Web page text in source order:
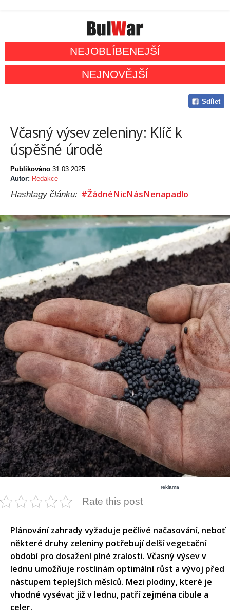
NEJOBLÍBENEJŠÍ
NEJNOVĚJŠÍ
Sdílet
​Včasný výsev zeleniny: Klíč k
úspěšné úrodě​
Publikováno 31.03.2025
Autor: Redakce
Hashtagy článku: #ŽádnéNicNásNenapadlo
reklama
Rate this post
Plánování zahrady vyžaduje pečlivé načasování, neboť
některé druhy zeleniny potřebují delší vegetační
období pro dosažení plné zralosti. Včasný výsev v
lednu umožňuje rostlinám optimální růst a vývoj před
nástupem teplejších měsíců. Mezi plodiny, které je
vhodné vysévat již v lednu, patří zejména cibule a
celer.